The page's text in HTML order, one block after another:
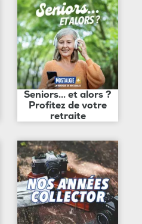
Seniors... et alors ?
Profitez de votre
retraite